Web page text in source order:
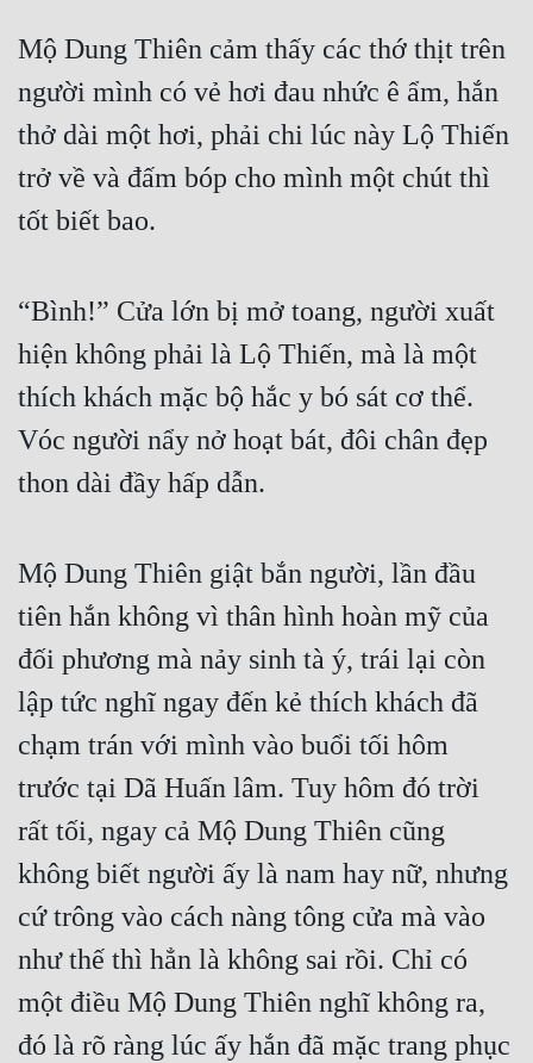
Mộ Dung Thiên cảm thấy các thớ thịt trên
người mình có vẻ hơi đau nhức ê ẩm, hắn
thở dài một hơi, phải chi lúc này Lộ Thiến
trở về và đấm bóp cho mình một chút thì
tốt biết bao.
“Bình!” Cửa lớn bị mở toang, người xuất
hiện không phải là Lộ Thiến, mà là một
thích khách mặc bộ hắc y bó sát cơ thể.
Vóc người nẩy nở hoạt bát, đôi chân đẹp
thon dài đầy hấp dẫn.
Mộ Dung Thiên giật bắn người, lần đầu
tiên hắn không vì thân hình hoàn mỹ của
đối phương mà nảy sinh tà ý, trái lại còn
lập tức nghĩ ngay đến kẻ thích khách đã
chạm trán với mình vào buổi tối hôm
trước tại Dã Huấn lâm. Tuy hôm đó trời
rất tối, ngay cả Mộ Dung Thiên cũng
không biết người ấy là nam hay nữ, nhưng
cứ trông vào cách nàng tông cửa mà vào
như thế thì hẳn là không sai rồi. Chỉ có
một điều Mộ Dung Thiên nghĩ không ra,
đó là rõ ràng lúc ấy hắn đã mặc trang phục